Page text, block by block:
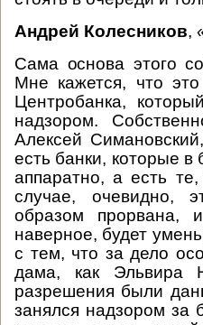
Андрей Колесников,
Сама основа этого
Мне кажется, что
Центробанка,
надзором.
Алексей
есть банки, которые
аппаратно, а есть
случае, очевидно,
образом прорвана,
наверное, будет
с тем, что за дело
дама, как Эльвира
разрешения были
занялся надзором за